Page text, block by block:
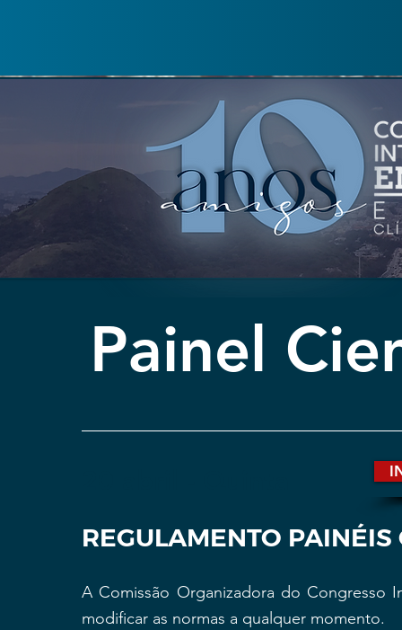
Painel
REGULAMENTO PAINÉIS
A Comissão Organizadora do Congresso
modificar as normas a qualquer momento.